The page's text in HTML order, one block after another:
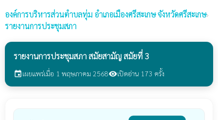
องค์การบริหารส่วนตำบลทุ่ม อำเภอเมืองศรีสะเกษ จังหวัดศรีสะเกษ›
รายงานการประชุมสภา
รายงานการประชุมสภา สมัยสามัญ สมัยที่ 3
eventเผยแพร่เมื่อ 1 พฤษภาคม 2568visibilityเปิดอ่าน 173 ครั้ง